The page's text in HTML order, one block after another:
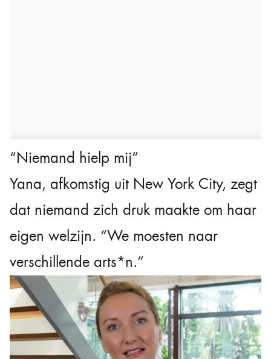
“Niemand hielp mij”
Yana, afkomstig uit New York City, zegt
dat niemand zich druk maakte om haar
eigen welzijn. “We moesten naar
verschillende arts*n.”